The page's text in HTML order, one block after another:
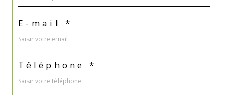
E-mail *
Téléphone *